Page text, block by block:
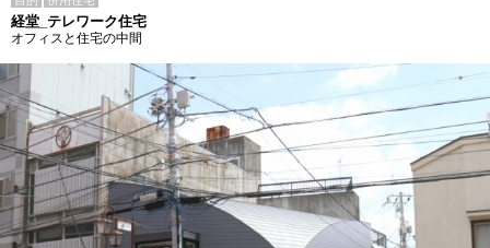
経堂_テレワーク住宅
オフィスと住宅の中間